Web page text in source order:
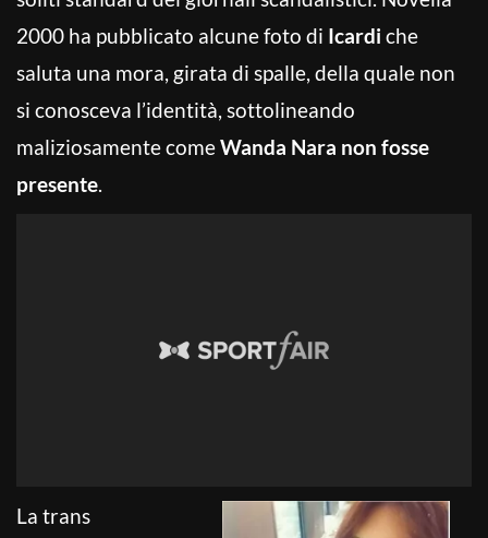
2000 ha pubblicato alcune foto di Icardi che
saluta una mora, girata di spalle, della quale non
si conosceva l’identità, sottolineando
maliziosamente comeWanda Nara non fosse
presente.
La trans